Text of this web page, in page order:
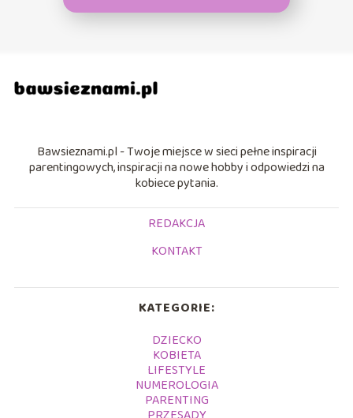
Bawsieznami.pl - Twoje miejsce w sieci pełne inspiracji
parentingowych, inspiracji na nowe hobby i odpowiedzi na
kobiece pytania.
REDAKCJA
KONTAKT
KATEGORIE:
DZIECKO
KOBIETA
LIFESTYLE
NUMEROLOGIA
PARENTING